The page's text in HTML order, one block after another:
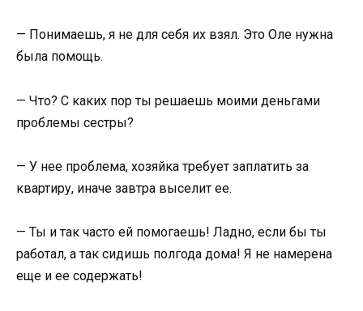
— Понимаешь, я не для себя их взял. Это Оле нужна
была помощь.
— Что? С каких пор ты решаешь моими деньгами
проблемы сестры?
— У нее проблема, хозяйка требует заплатить за
квартиру, иначе завтра выселит ее.
— Ты и так часто ей помогаешь! Ладно, если бы ты
работал, а так сидишь полгода дома! Я не намерена
еще и ее содержать!